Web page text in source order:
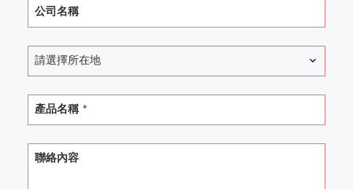
公司名稱
請選擇所在地
Website
URL
產品名稱 *
聯絡內容